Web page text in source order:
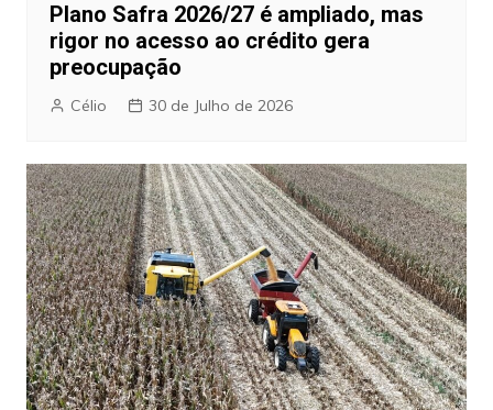
Plano Safra 2026/27 é ampliado, mas
rigor no acesso ao crédito gera
preocupação
Célio 30 de Julho de 2026